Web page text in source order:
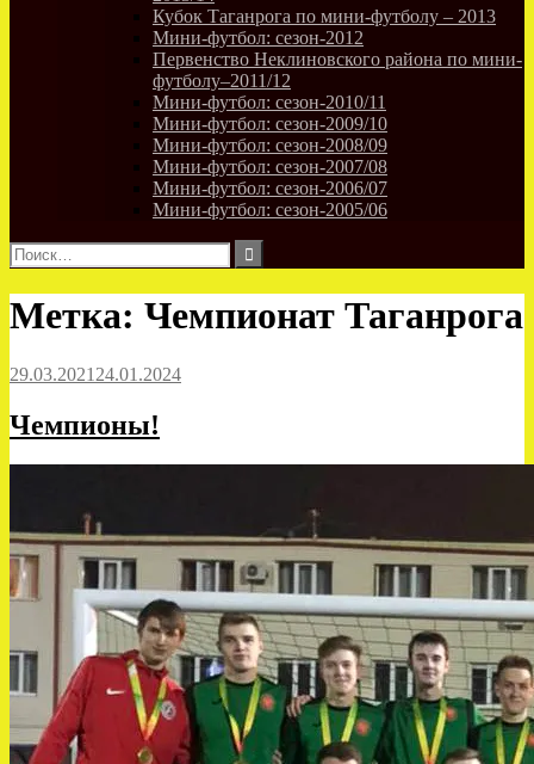
Кубок Таганрога по мини-футболу – 2013
Мини-футбол: сезон-2012
Первенство Неклиновского района по мини-
футболу–2011/12
Мини-футбол: сезон-2010/11
Мини-футбол: сезон-2009/10
Мини-футбол: сезон-2008/09
Мини-футбол: сезон-2007/08
Мини-футбол: сезон-2006/07
Мини-футбол: сезон-2005/06
Найти:
Метка: Чемпионат Таганрога
29.03.2021 24.01.2024
Чемпионы!